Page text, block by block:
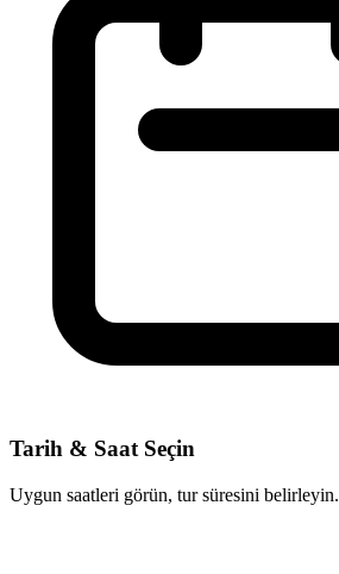
Tarih & Saat Seçin
Uygun saatleri görün, tur süresini belirleyin.